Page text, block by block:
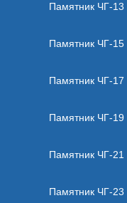
Памятник ЧГ-13
Памятник ЧГ-15
Памятник ЧГ-17
Памятник ЧГ-19
Памятник ЧГ-21
Памятник ЧГ-23